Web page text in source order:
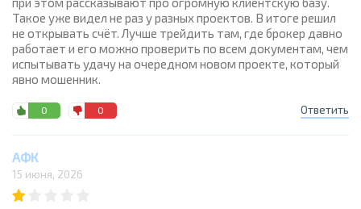
Такое уже видел не раз у разных проектов. В итоге решил
не открывать счёт. Лучше трейдить там, где брокер давно
работает и его можно проверить по всем документам, чем
испытывать удачу на очередном новом проекте, который
явно мошенник.
0 0 Ответить
АФК
15 июня, 2026